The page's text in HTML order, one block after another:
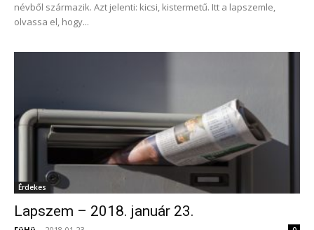
névből származik. Azt jelenti: kicsi, kistermetű. Itt a lapszemle,
olvassa el, hogy...
Érdekes
Lapszem – 2018. január 23.